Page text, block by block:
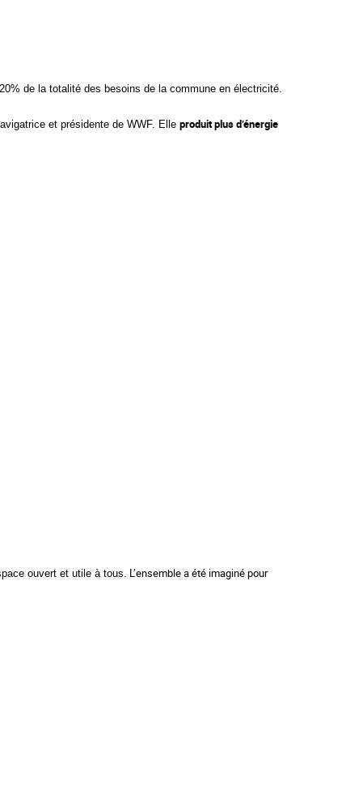
de la totalité des besoins de la commune en électricité.
et présidente de WWF. Elle produit plus d’énergie
ouvert et utile à tous. L’ensemble a été imaginé pour